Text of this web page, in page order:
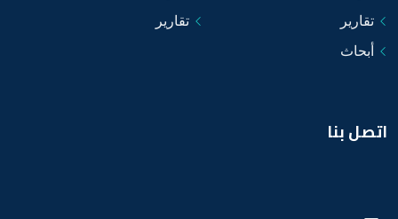
تقارير
تقارير
أبحاث
اتصل بنا